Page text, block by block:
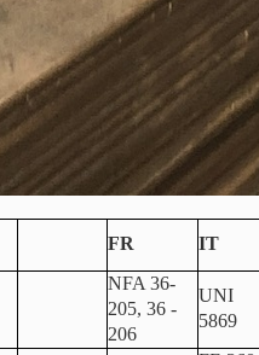
FR IT
NFA 36-
205, 36 -
206
UNI
5869